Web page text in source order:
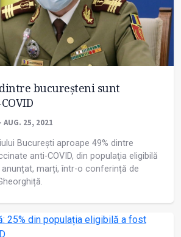
bucureșteni sunt
- AUG. 25, 2021
Bucureşti aproape 49% dintre
anti-COVID, din populaţia eligibilă
anunțat, marți, într-o conferință de